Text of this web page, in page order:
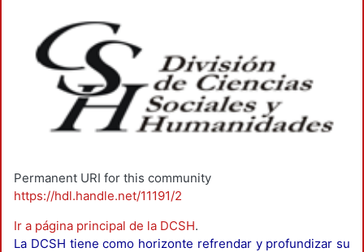
Permanent URI for this community
https://hdl.handle.net/11191/2
Ir a página principal de la DCSH.
La DCSH tiene como horizonte refrendar y profundizar su